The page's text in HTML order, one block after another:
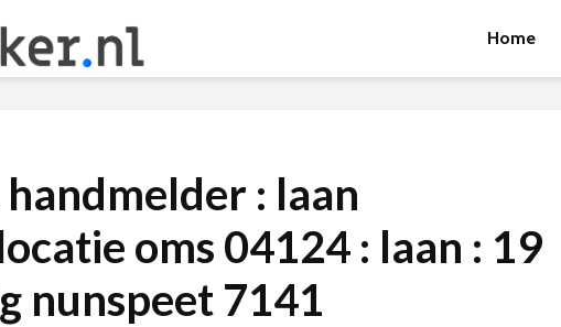
Home
: laan
oms 04124 : laan : 19
nunspeet 7141